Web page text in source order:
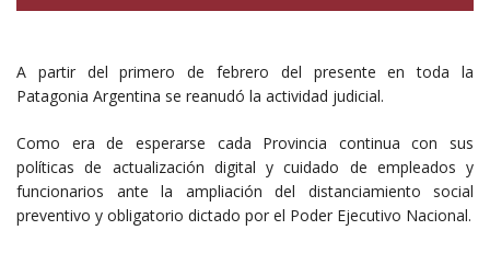
A partir del primero de febrero del presente en toda la
Patagonia Argentina se reanudó la actividad judicial.
Como era de esperarse cada Provincia continua con sus
políticas de actualización digital y cuidado de empleados y
funcionarios ante la ampliación del distanciamiento social
preventivo y obligatorio dictado por el Poder Ejecutivo Nacional.